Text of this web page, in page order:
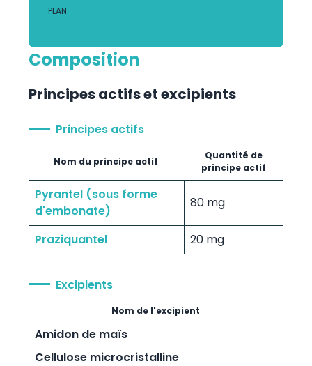
Composition
Principes actifs et excipients
Principes actifs
Nom du principe actif
Quantité de
principe actif
Pyrantel (sous forme
d'embonate)
80 mg
Praziquantel 20 mg
Excipients
Nom de l'excipient
Amidon de maïs
Cellulose microcristalline
PLAN